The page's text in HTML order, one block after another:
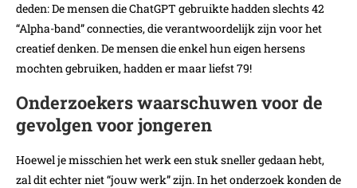
deden: De mensen die ChatGPT gebruikte hadden slechts 42
“Alpha-band” connecties, die verantwoordelijk zijn voor het
creatief denken. De mensen die enkel hun eigen hersens
mochten gebruiken, hadden er maar liefst 79!
Onderzoekers waarschuwen voor de
gevolgen voor jongeren
Hoewel je misschien het werk een stuk sneller gedaan hebt,
zal dit echter niet “jouw werk” zijn. In het onderzoek konden de